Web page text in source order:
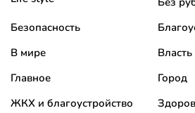
Безопасность
В мире
Власть
Главное
Город
ЖКХ и благоустройство